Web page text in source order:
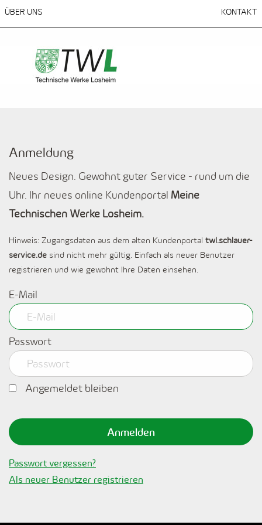
ÜBER UNS KONTAKT
Anmeldung
Neues Design. Gewohnt guter Service - rund um die
Uhr. Ihr neues online Kundenportal Meine
Technischen Werke Losheim.
Hinweis: Zugangsdaten aus dem alten Kundenportal twl.schlauer-
service.de sind nicht mehr gültig. Einfach als neuer Benutzer
registrieren und wie gewohnt Ihre Daten einsehen.
E-Mail
Passwort
Angemeldet bleiben
Anmelden
Passwort vergessen?
Als neuer Benutzer registrieren